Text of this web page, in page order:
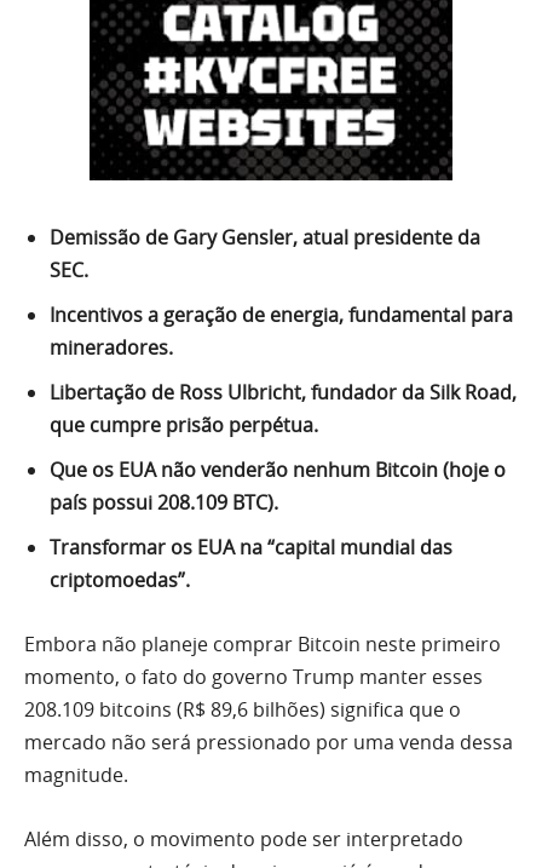
Demissão de Gary Gensler, atual presidente da
SEC.
Incentivos a geração de energia, fundamental para
mineradores.
Libertação de Ross Ulbricht, fundador da Silk Road,
que cumpre prisão perpétua.
Que os EUA não venderão nenhum Bitcoin (hoje o
país possui 208.109 BTC).
Transformar os EUA na “capital mundial das
criptomoedas”.
Embora não planeje comprar Bitcoin neste primeiro
momento, o fato do governo Trump manter esses
208.109 bitcoins (R$ 89,6 bilhões) significa que o
mercado não será pressionado por uma venda dessa
magnitude.
Além disso, o movimento pode ser interpretado